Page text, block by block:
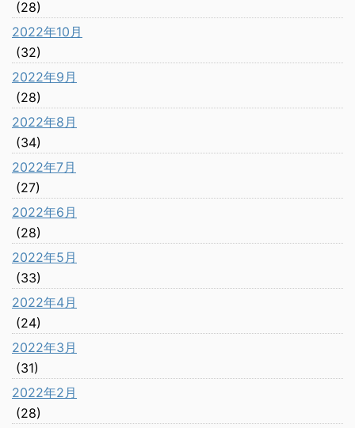
(28)
2022年10月
(32)
2022年9月
(28)
2022年8月
(34)
2022年7月
(27)
2022年6月
(28)
2022年5月
(33)
2022年4月
(24)
2022年3月
(31)
2022年2月
(28)